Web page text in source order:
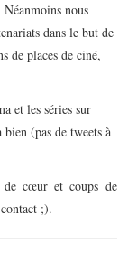
Néanmoins nous
dans le but de
de places de ciné,
et les séries sur
(pas de tweets à
de cœur et coups de
;).